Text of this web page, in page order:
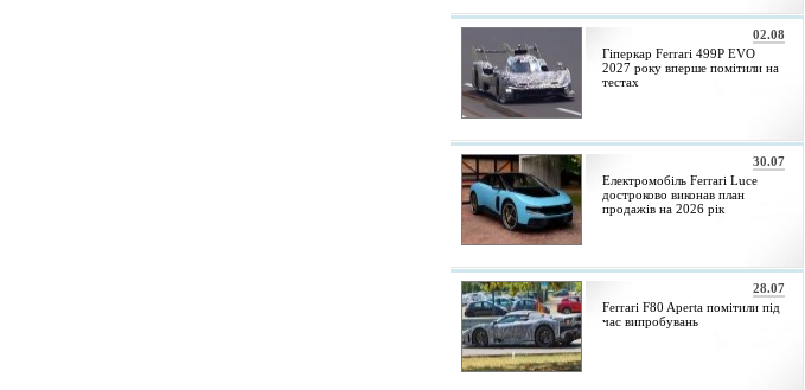
02.08
Гіперкар Ferrari 499P EVO
2027 року вперше помітили на
тестах
30.07
Електромобіль Ferrari Luce
достроково виконав план
продажів на 2026 рік
28.07
Ferrari F80 Aperta помітили під
час випробувань